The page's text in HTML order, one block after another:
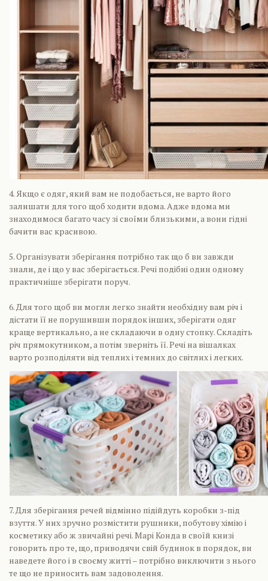
4. Якщо є одяг, який вам не подобається, не варто його
залишати для того щоб ходити вдома. Адже вдома ми
знаходимося багато часу зі своїми близькими, а вони гідні
бачити вас красивою.
5. Організувати зберігання потрібно так що б ви завжди
знали, де і що у вас зберігається. Речі подібні один одному
практичніше зберігати поруч.
6. Для того щоб ви могли легко знайти необхідну вам річ і
дістати її не порушивши порядок інших, зберігати одяг
краще вертикально, а не складаючи в одну стопку. Складіть
річ прямокутником, а потім зверніть її. Речі на вішалках
варто розподіляти від теплих і темних до світлих і легких.
7. Для зберігання речей відмінно підійдуть коробки з-під
взуття. У них зручно розмістити рушники, побутову хімію і
косметику або ж звичайні речі. Марі Конда в своїй книзі
говорить про те, що, приводячи свій будинок в порядок, ви
наведете його і в своєму житті – потрібно виключити з нього
те що не приносить вам задоволення.